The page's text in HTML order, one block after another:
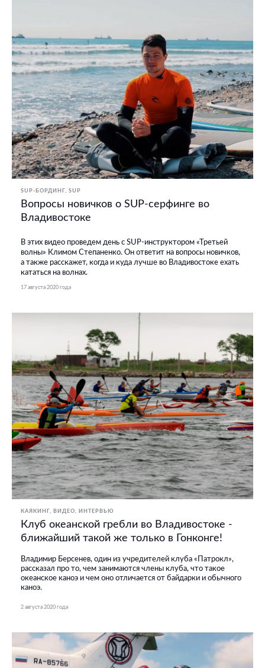
SUP-БОРДИНГ SUP
Вопросы новичков о SUP-серфинге во
Владивостоке
В этих видео проведем день с SUP-инструктором «Третьей
волны» Климом Степаненко. Он ответит на вопросы новичков,
а также расскажет, когда и куда лучше во Владивостоке ехать
кататься на волнах.
17 августа 2020 года
КАЯКИНГ ВИДЕО ИНТЕРВЬЮ
Клуб океанской гребли во Владивостоке -
ближайший такой же только в Гонконге!
Владимир Берсенев, один из учредителей клуба «Патрокл»,
рассказал про то, чем занимаются члены клуба, что такое
океанское каноэ и чем оно отличается от байдарки и обычного
каноэ.
2 августа 2020 года